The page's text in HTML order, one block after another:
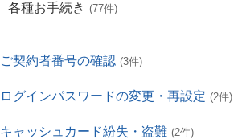
各種お手続き (77件)
ご契約者番号の確認 (3件)
ログインパスワードの変更・再設定 (2件)
キャッシュカード紛失・盗難 (2件)